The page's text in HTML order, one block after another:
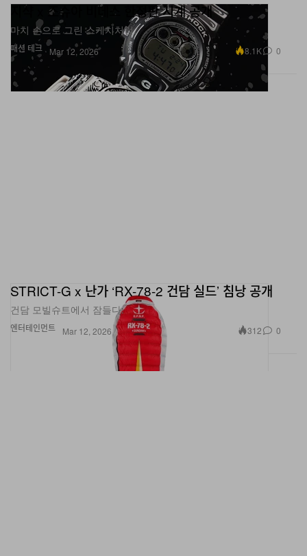
패션 테크
지샥 x 조슈아 비데스 한정판 시계 공개
마치 손으로 그린 스케치처럼.
Mar 12, 2026 8.1K 0
엔터테인먼트
STRICT-G x 난가 ‘RX-78-2 건담 실드’ 침낭 공개
건담 모빌슈트에서 잠들다.
Mar 12, 2026 312 0